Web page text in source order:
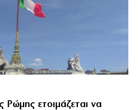
Ρώμης ετοιμάζεται να